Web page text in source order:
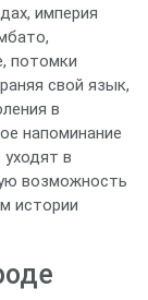
империя
потомки
свой язык,
в
напоминание
уходят в
возможность
истории